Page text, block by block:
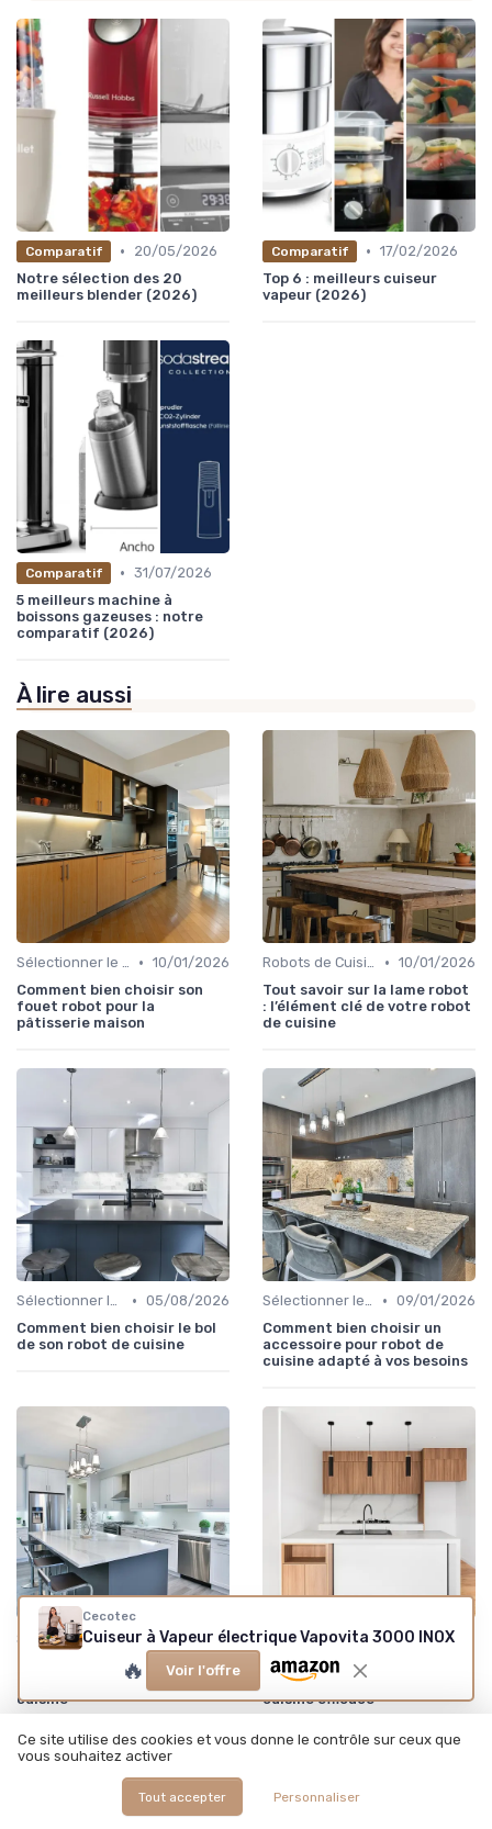
Comparatif •
20/05/2026
Notre sélection des 20
meilleurs blender (2026)
Comparatif • 17/02/2026
Top 6 : meilleurs cuiseur
vapeur (2026)
Comparatif • 31/07/2026
5 meilleurs machine à
boissons gazeuses : notre
comparatif (2026)
À lire aussi
Sélectionner le Bon Appareil • 10/01/2026
Comment bien choisir son
fouet robot pour la
pâtisserie maison
Robots de Cuisine Multifonctions • 10/01/2026
Tout savoir sur la lame robot
: l’élément clé de votre robot
de cuisine
Sélectionner le Bon Appareil • 05/08/2026
Comment bien choisir le bol
de son robot de cuisine
Sélectionner le Bon Appareil • 09/01/2026
Comment bien choisir un
accessoire pour robot de
cuisine adapté à vos besoins
Sélectionner le Bon Appareil • 09/01/2026
Comment bien choisir son
nettoyeur vapeur pour la
cuisine
Sélectionner le Bon Appareil • 08/01/2026
Comment bien choisir son
lave-vaisselle pour une
cuisine efficace
Cecotec
Cuiseur à Vapeur électrique Vapovita 3000 INOX
🔥 Voir l'offre
Ce site utilise des cookies et vous donne le contrôle sur ceux que
vous souhaitez activer
Tout accepter Personnaliser